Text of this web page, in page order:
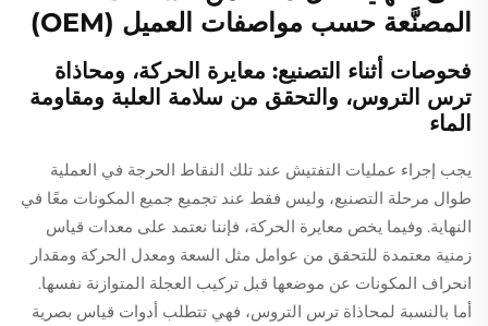
المصنَّعة حسب مواصفات العميل (OEM)
فحوصات أثناء التصنيع: معايرة الحركة، ومحاذاة
ترس التروس، والتحقق من سلامة العلبة ومقاومة
الماء
يجب إجراء عمليات التفتيش عند تلك النقاط الحرجة في العملية
طوال مرحلة التصنيع، وليس فقط عند تجميع جميع المكونات معًا في
النهاية. وفيما يخص معايرة الحركة، فإننا نعتمد على معدات قياس
زمنية معتمدة للتحقق من عوامل مثل السعة ومعدل الحركة ومقدار
انحراف المكونات عن موضعها قبل تركيب العجلة المتوازنة نفسها.
أما بالنسبة لمحاذاة ترس التروس، فهي تتطلب أدوات قياس بصرية